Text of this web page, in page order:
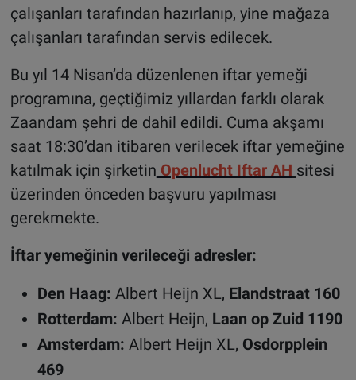
çalışanları tarafından hazırlanıp, yine mağaza
çalışanları tarafından servis edilecek.
Bu yıl 14 Nisan’da düzenlenen iftar yemeği
programına, geçtiğimiz yıllardan farklı olarak
Zaandam şehri de dahil edildi. Cuma akşamı
saat 18:30’dan itibaren verilecek iftar yemeğine
katılmak için şirketin Openlucht Iftar AH sitesi
üzerinden önceden başvuru yapılması
gerekmekte.
İftar yemeğinin verileceği adresler:
Den Haag: Albert Heijn XL, Elandstraat 160
Rotterdam: Albert Heijn, Laan op Zuid 1190
Amsterdam: Albert Heijn XL, Osdorpplein
469